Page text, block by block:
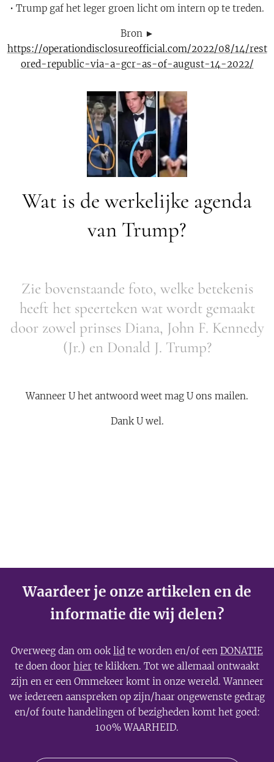
• Trump gaf het leger groen licht om intern op te treden.
Bron ►
https://operationdisclosureofficial.com/2022/08/14/rest
ored-republic-via-a-gcr-as-of-august-14-2022/
Wat is de werkelijke agenda
van Trump?
Zie bovenstaande foto, welke betekenis
heeft het speerteken wat wordt gemaakt
door zowel prinses Diana, John F. Kennedy
(Jr.) en Donald J. Trump?
Wanneer U het antwoord weet mag U ons mailen.
Dank U wel.
Waardeer je onze artikelen en de
informatie die wij delen?
Overweeg dan om ooklid te worden en/of een DONATIE
te doen door hier te klikken. Tot we allemaal ontwaakt
zijn en er een Ommekeer komt in onze wereld. Wanneer
we iedereen aanspreken op zijn/haar ongewenste gedrag
en/of foute handelingen of bezigheden komt het goed:
100% WAARHEID.